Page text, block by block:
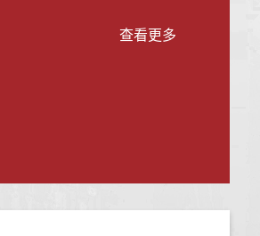
查看更多